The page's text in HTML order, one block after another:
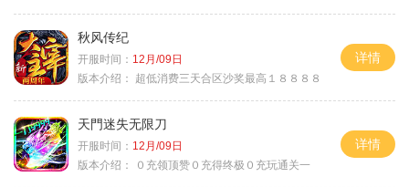
秋风传纪
开服时间： 12月/09日
版本介绍：
超低消费三天合区沙奖最高１８８８８
详情
天門迷失无限刀
开服时间： 12月/09日
版本介绍：
０充领顶赞０充得终极０充玩通关一
详情